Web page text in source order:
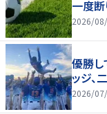
一度断
2026/
優勝し
ッジ、
2026/